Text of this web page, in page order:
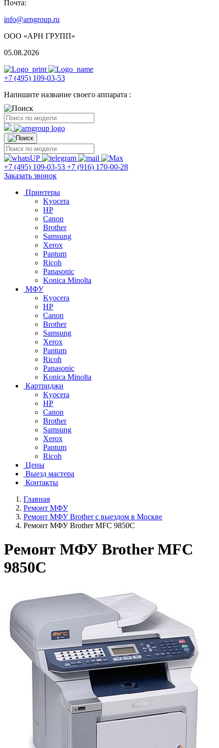
Почта:
info@arngroup.ru
ООО «АРН ГРУПП»
05.08.2026
+7 (495) 109-03-53
Напишите название своего аппарата :
+7 (495) 109-03-53 +7 (916) 170-00-28
Заказать звонок
Принтеры
Kyocera
HP
Canon
Brother
Samsung
Xerox
Pantum
Ricoh
Panasonic
Konica Minolta
МФУ
Kyocera
HP
Canon
Brother
Samsung
Xerox
Pantum
Ricoh
Panasonic
Konica Minolta
Картриджи
Kyocera
HP
Canon
Brother
Samsung
Xerox
Pantum
Ricoh
Цены
Выезд мастера
Контакты
Главная
Ремонт МФУ
Ремонт МФУ Brother с выездом в Москве
Ремонт МФУ Brother MFC 9850C
Ремонт МФУ Brother MFC
9850C